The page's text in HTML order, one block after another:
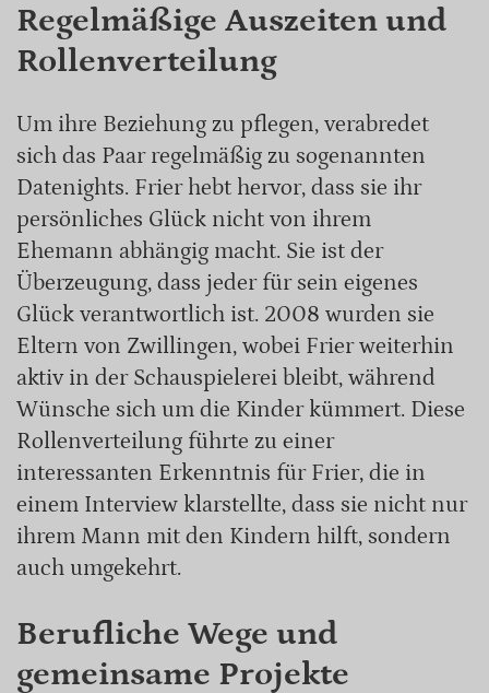
Regelmäßige Auszeiten und
Rollenverteilung
Um ihre Beziehung zu pflegen, verabredet
sich das Paar regelmäßig zu sogenannten
Datenights. Frier hebt hervor, dass sie ihr
persönliches Glück nicht von ihrem
Ehemann abhängig macht. Sie ist der
Überzeugung, dass jeder für sein eigenes
Glück verantwortlich ist. 2008 wurden sie
Eltern von Zwillingen, wobei Frier weiterhin
aktiv in der Schauspielerei bleibt, während
Wünsche sich um die Kinder kümmert. Diese
Rollenverteilung führte zu einer
interessanten Erkenntnis für Frier, die in
einem Interview klarstellte, dass sie nicht nur
ihrem Mann mit den Kindern hilft, sondern
auch umgekehrt.
Berufliche Wege und
gemeinsame Projekte